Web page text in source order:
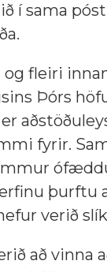
í sama
og fleiri
Þórs
fyrir.
þurftu
verið
að vinna